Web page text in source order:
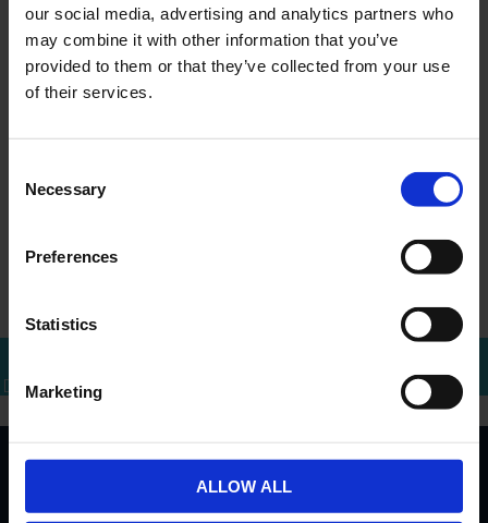
our social media, advertising and analytics partners who
may combine it with other information that you’ve
provided to them or that they’ve collected from your use
of their services.
Selection
Necessary
Preferences
Statistics
Marketing
ALLOW ALL
Bel of mail voor een afspraak
info@ercapital.nl
Overzicht
Download brochure Bel mij terug